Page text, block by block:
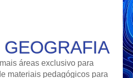
áreas exclusivo para
materiais pedagógicos para